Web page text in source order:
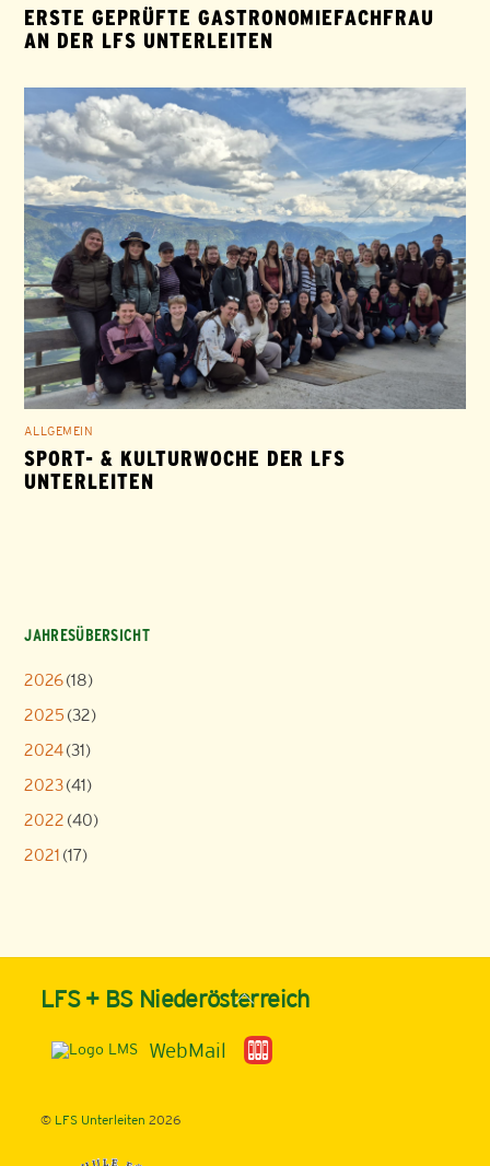
ERSTE GEPRÜFTE GASTRONOMIEFACHFRAU
AN DER LFS UNTERLEITEN
ALLGEMEIN
SPORT- & KULTURWOCHE DER LFS
UNTERLEITEN
JAHRESÜBERSICHT
2026(18)
2025 (32)
2024(31)
2023(41)
2022 (40)
2021 (17)
Back
To
Top
LFS + BS Niederösterreich
WebMail
© LFS Unterleiten 2026